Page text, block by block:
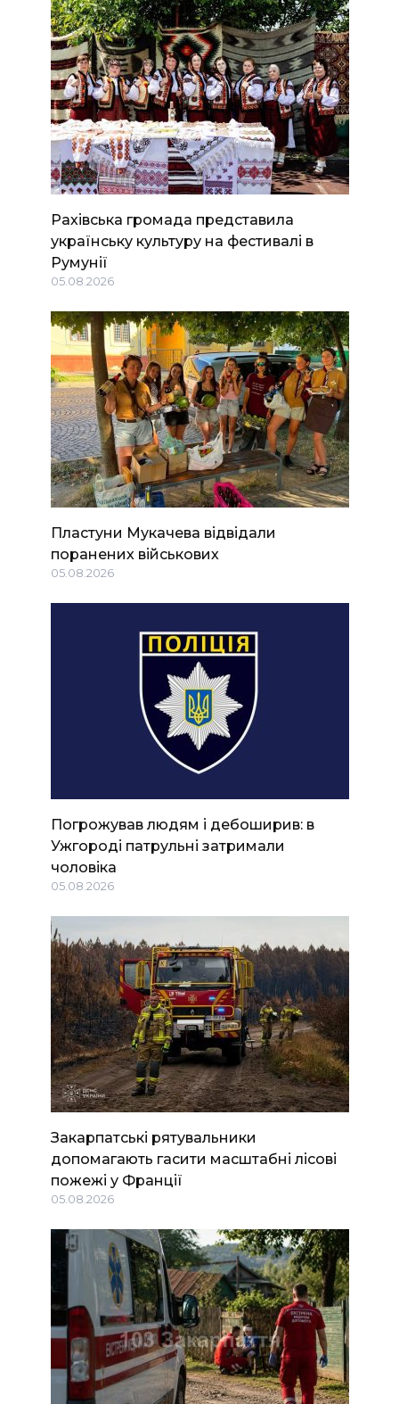
Рахівська громада представила
українську культуру на фестивалі в
Румунії
05.08.2026
Пластуни Мукачева відвідали
поранених військових
05.08.2026
Погрожував людям і дебоширив: в
Ужгороді патрульні затримали
чоловіка
05.08.2026
Закарпатські рятувальники
допомагають гасити масштабні лісові
пожежі у Франції
05.08.2026